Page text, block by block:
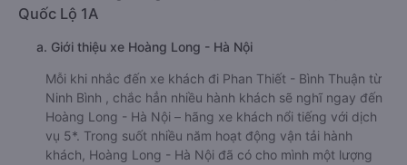
Quốc Lộ 1A
a. Giới thiệu xe Hoàng Long - Hà Nội
Mỗi khi nhắc đến xe khách đi Phan Thiết - Bình Thuận từ
Ninh Bình , chắc hẳn nhiều hành khách sẽ nghĩ ngay đến
Hoàng Long - Hà Nội – hãng xe khách nổi tiếng với dịch
vụ 5*. Trong suốt nhiều năm hoạt động vận tải hành
khách, Hoàng Long - Hà Nội đã có cho mình một lượng